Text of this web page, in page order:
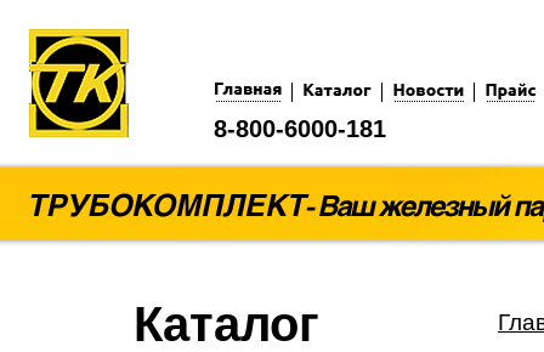
8-800-6000-181
Каталог